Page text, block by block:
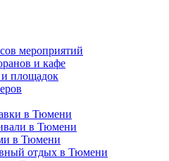
мероприятий
и кафе
площадок
в Тюмени
в Тюмени
в Тюмени
отдых в Тюмени